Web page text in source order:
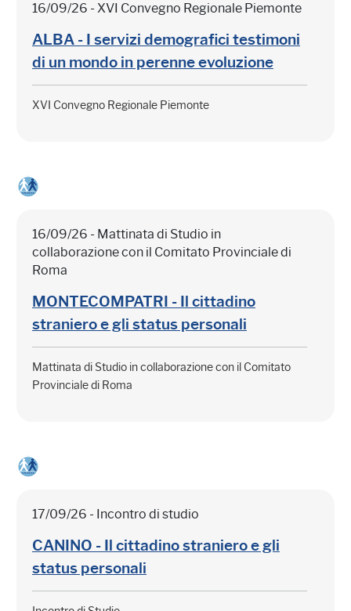
16/09/26 - XVI Convegno Regionale Piemonte
ALBA - I servizi demografici testimoni
di un mondo in perenne evoluzione
XVI Convegno Regionale Piemonte
16/09/26 - Mattinata di Studio in
collaborazione con il Comitato Provinciale di
Roma
MONTECOMPATRI - Il cittadino
straniero e gli status personali
Mattinata di Studio in collaborazione con il Comitato
Provinciale di Roma
17/09/26 - Incontro di studio
CANINO - Il cittadino straniero e gli
status personali